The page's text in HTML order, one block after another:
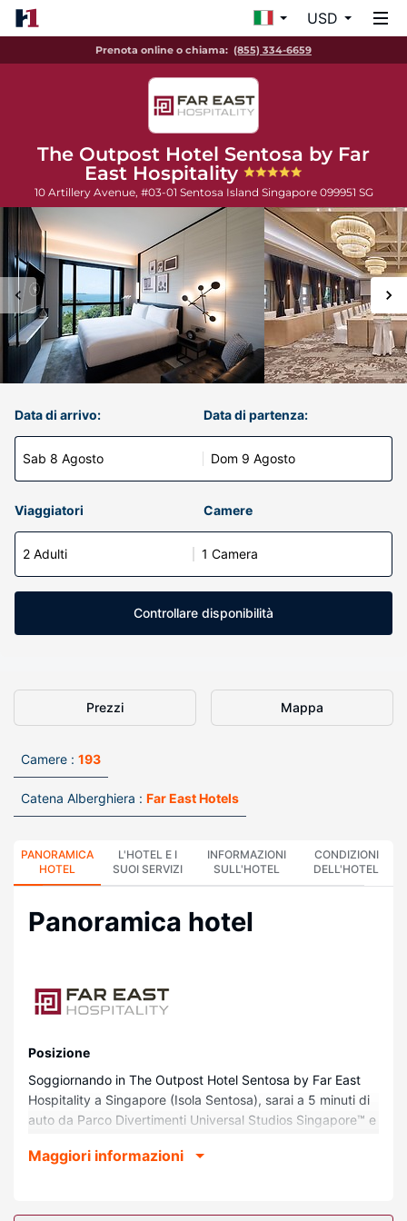
USD
Prenota online o chiama: (855) 334-6659
The Outpost Hotel Sentosa by Far
East Hospitality
10 Artillery Avenue, #03-01 Sentosa Island Singapore 099951 SG
Data di arrivo:
Sab 8 Agosto
Data di partenza:
Dom 9 Agosto
Viaggiatori Camere
2 Adulti 1 Camera
Controllare disponibilità
Prezzi Mappa
Camere : 193
Catena Alberghiera : Far East Hotels
PANORAMICA
HOTEL
L'HOTEL E I
SUOI SERVIZI
INFORMAZIONI
SULL'HOTEL
CONDIZIONI
DELL'HOTEL
Panoramica hotel
Posizione
Soggiornando in The Outpost Hotel Sentosa by Far East
Hospitality a Singapore (Isola Sentosa), sarai a 5 minuti di
auto da Parco Divertimenti Universal Studios Singapore™ e
Gardens by the Bay e 7,8 km da Resort Marina Bay Sands
Maggiori informazioni